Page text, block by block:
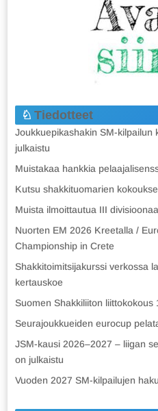
Tiedotteet
Joukkuepikashakin SM-kilpailun
julkaistu
Muistakaa hankkia
Kutsu shakkituomarien
Muista ilmoittautua III
Nuorten EM 2026 Kreetalla /
Championship in Crete
Shakkitoimitsijakurssi verkossa
kertauskoe
Suomen Shakkiliiton liittokokous
Seurajoukkueiden eurocup
JSM-kausi 2026–2027 – liigan
on julkaistu
Vuoden 2027 SM-kilpailujen